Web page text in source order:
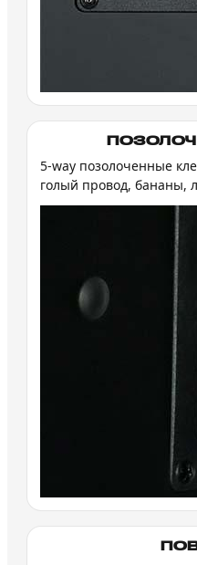
5-way позолоченные
голый провод, бананы,